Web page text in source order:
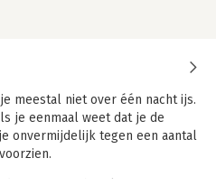
meestal niet over één nacht ijs.
je eenmaal weet dat je de
onvermijdelijk tegen een aantal